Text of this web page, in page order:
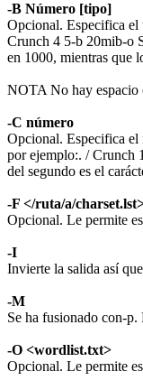
-B Número [tipo]
Opcional. Especifica el
Crunch 4 5-b 20mib-o
en 1000, mientras que
NOTA No hay espacio
-C número
Opcional. Especifica el
por ejemplo:. / Crunch
del segundo es el
-F </ruta/a/
Opcional. Le permite
-I
Invierte la salida así
-M
Se ha fusionado con-p.
-O <wordlist.txt>
Opcional. Le permite